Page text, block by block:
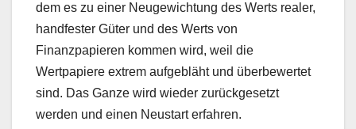
dem es zu einer Neugewichtung des Werts realer,
handfester Güter und des Werts von
Finanzpapieren kommen wird, weil die
Wertpapiere extrem aufgebläht und überbewertet
sind. Das Ganze wird wieder zurückgesetzt
werden und einen Neustart erfahren.